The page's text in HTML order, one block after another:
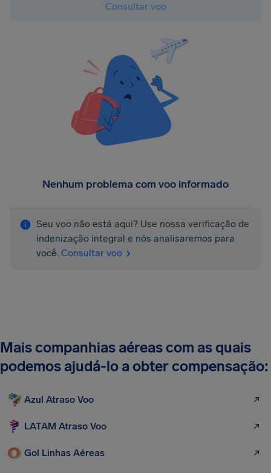
Consultar voo
Nenhum problema com voo informado
Seu voo não está aqui? Use nossa verificação de
indenização integral e nós analisaremos para
você. Consultar voo
Mais companhias aéreas com as quais
podemos ajudá-lo a obter compensação:
Azul Atraso Voo
LATAM Atraso Voo
Gol Linhas Aéreas